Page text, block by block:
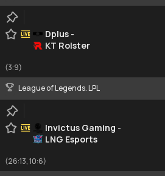
Dplus -
KT Rolster
(3:9)
League of Legends. LPL
Invictus Gaming -
LNG Esports
(26:13, 10:6)